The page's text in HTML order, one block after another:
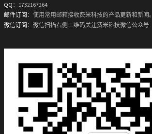
QQ ：1732167264
邮件订阅 ：使用常用邮箱接收费米科技的产品更新和新闻。
微信订阅 ：微信扫描右侧二维码关注费米科技微信公众号